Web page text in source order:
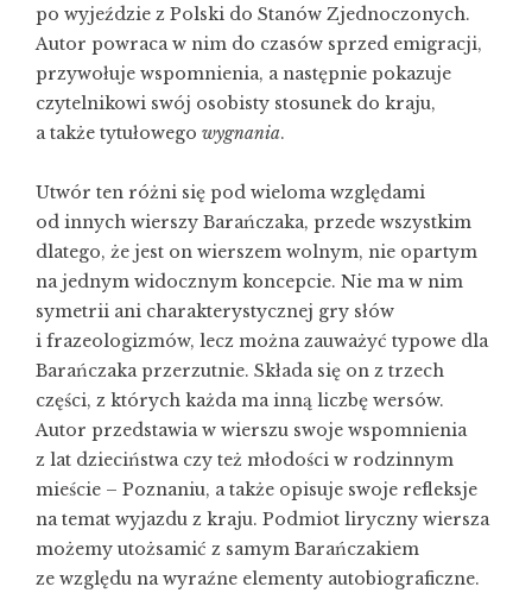
po wyjeździe z Polski do Stanów Zjednoczonych.
Autor powraca w nim do czasów sprzed emigracji,
przywołuje wspomnienia, a następnie pokazuje
czytelnikowi swój osobisty stosunek do kraju,
a także tytułowego wygnania.
Utwór ten różni się pod wieloma względami
od innych wierszy Barańczaka, przede wszystkim
dlatego, że jest on wierszem wolnym, nie opartym
na jednym widocznym koncepcie. Nie ma w nim
symetrii ani charakterystycznej gry słów
i frazeologizmów, lecz można zauważyć typowe dla
Barańczaka przerzutnie. Składa się on z trzech
części, z których każda ma inną liczbę wersów.
Autor przedstawia w wierszu swoje wspomnienia
z lat dzieciństwa czy też młodości w rodzinnym
mieście – Poznaniu, a także opisuje swoje refleksje
na temat wyjazdu z kraju. Podmiot liryczny wiersza
możemy utożsamić z samym Barańczakiem
ze względu na wyraźne elementy autobiograficzne.